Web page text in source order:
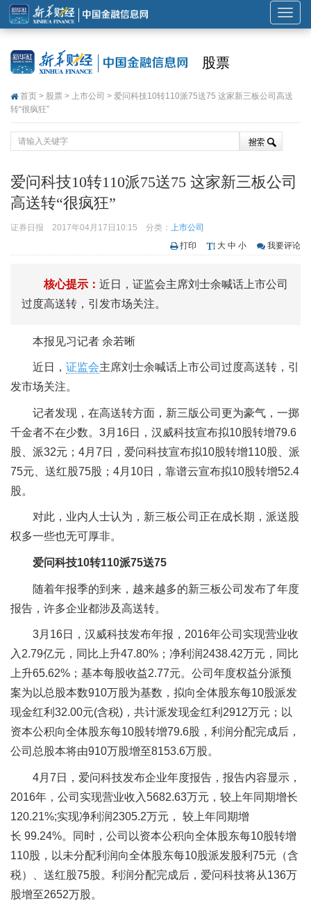
展
开
导
股票
首页 > 股票 > 上市公司 > 爱问科技10转110派75送75 这家新三板公司高送
转“很疯狂”
爱问科技10转110派75送75 这家新三板公司
高送转“很疯狂”
证券日报 2017年04月17日10:15 分类： 上市公司
打印
大 中 小 我要评论
核心提示： 近日，证监会主席刘士余喊话上市公司
过度高送转，引发市场关注。
本报见习记者 余若晰
近日， 证监会主席刘士余喊话上市公司过度高送转，引
发市场关注。
记者发现，在高送转方面，新三版公司更为豪气，一掷
千金者不在少数。3月16日，汉威科技宣布拟10股转增79.6
股、派32元；4月7日，爱问科技宣布拟10股转增110股、派
75元、送红股75股；4月10日，靠谱云宣布拟10股转增52.4
股。
对此，业内人士认为，新三板公司正在成长期，派送股
权多一些也无可厚非。
爱问科技10转110派75送75
随着年报季的到来，越来越多的新三板公司发布了年度
报告，许多企业都涉及高送转。
3月16日，汉威科技发布年报，2016年公司实现营业收
入2.79亿元，同比上升47.80%；净利润2438.42万元，同比
上升65.62%；基本每股收益2.77元。公司年度权益分派预
案为以总股本数910万股为基数，拟向全体股东每10股派发
现金红利32.00元(含税)，共计派发现金红利2912万元；以
资本公积向全体股东每10股转增79.6股，利润分配完成后，
公司总股本将由910万股增至8153.6万股。
4月7日，爱问科技发布企业年度报告，报告内容显示，
2016年，公司实现营业收入5682.63万元，较上年同期增长
120.21%;实现净利润2305.2万元， 较上年同期增
长 99.24%。同时，公司以资本公积向全体股东每10股转增
110股，以未分配利润向全体股东每10股派发股利75元（含
税）、送红股75股。利润分配完成后，爱问科技将从136万
股增至2652万股。